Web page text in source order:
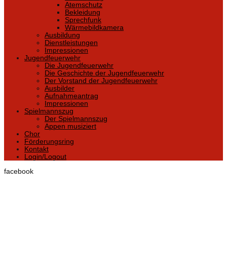
Atemschutz
Bekleidung
Sprechfunk
Wärmebildkamera
Ausbildung
Dienstleistungen
Impressionen
Jugendfeuerwehr
Die Jugendfeuerwehr
Die Geschichte der Jugendfeuerwehr
Der Vorstand der Jugendfeuerwehr
Ausbilder
Aufnahmeantrag
Impressionen
Spielmannszug
Der Spielmannszug
Appen musiziert
Chor
Förderungsring
Kontakt
Login/Logout
facebook